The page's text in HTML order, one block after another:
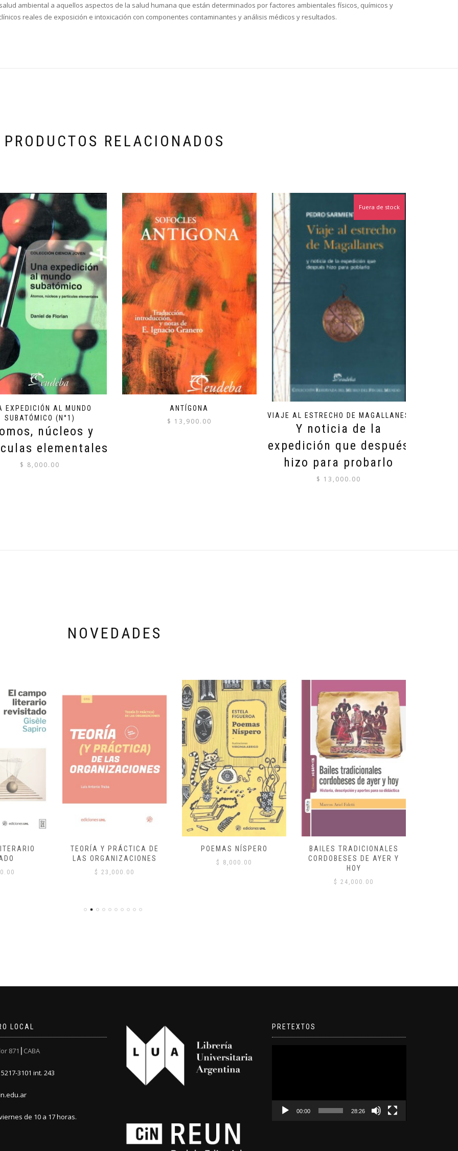
ambiental a aquellos aspectos de la salud humana que están determinados por factores ambientales físicos, químicos y
reales de exposición e intoxicación con componentes contaminantes y análisis médicos y resultados.
PRODUCTOS RELACIONADOS
EXPEDICIÓN AL MUNDO
SUBATÓMICO (N°1)
núcleos y
elementales
$ 8,000.00
ANTÍGONA
$ 13,900.00
VIAJE AL ESTRECHO DE MAGALLANES
Y noticia de la
expedición que después
hizo para probarlo
$ 13,000.00
Fuera de stock
NOVEDADES
TEORÍA Y PRÁCTICA DE
LAS ORGANIZACIONES
$ 23,000.00
POEMAS NÍSPERO
$ 8,000.00
BAILES TRADICIONALES
CORDOBESES DE AYER Y
HOY
$ 24,000.00
LOCAL
871┃CABA
3101 int. 243
de 10 a 17 horas.
PRETEXTOS
00:00 28:26